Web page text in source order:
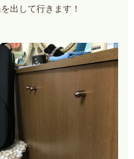
出して行きます！